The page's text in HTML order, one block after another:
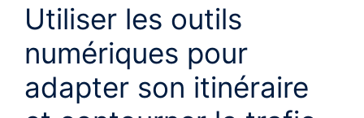
Utiliser les outils
numériques pour
adapter son itinéraire